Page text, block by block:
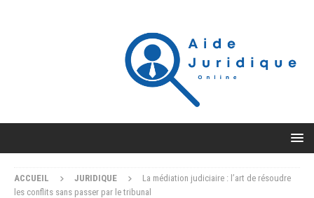
ACCUEIL JURIDIQUE
La médiation judiciaire : l’art de résoudre
les conflits sans passer par le tribunal